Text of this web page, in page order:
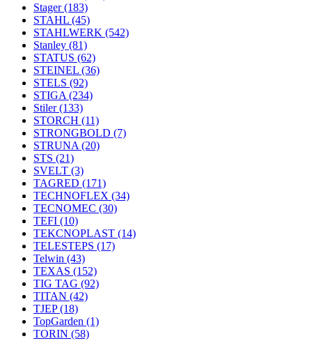
Stager(183)
STAHL (45)
STAHLWERK (542)
Stanley (81)
STATUS (62)
STEINEL (36)
STELS (92)
STIGA (234)
Stiler(133)
STORCH (11)
STRONGBOLD (7)
STRUNA (20)
STS (21)
SVELT (3)
TAGRED (171)
TECHNOFLEX (34)
TECNOMEC (30)
TEFI (10)
TEKCNOPLAST (14)
TELESTEPS (17)
Telwin (43)
TEXAS (152)
TIG TAG (92)
TITAN (42)
TJEP(18)
TopGarden (1)
TORIN (58)